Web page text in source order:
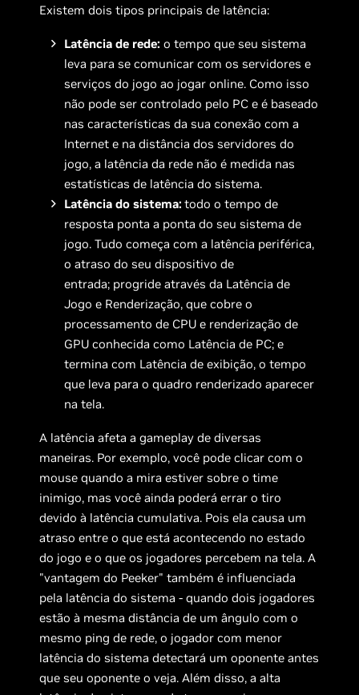
Existem dois tipos principais de latência:
Latência de rede: o tempo que seu sistema
leva para se comunicar com os servidores e
serviços do jogo ao jogar online. Como isso
não pode ser controlado pelo PC e é baseado
nas características da sua conexão com a
Internet e na distância dos servidores do
jogo, a latência da rede não é medida nas
estatísticas de latência do sistema.
Latência do sistema: todo o tempo de
resposta ponta a ponta do seu sistema de
jogo. Tudo começa com a latência periférica,
o atraso do seu dispositivo de
entrada; progride através da Latência de
Jogo e Renderização, que cobre o
processamento de CPU e renderização de
GPU conhecida como Latência de PC; e
termina com Latência de exibição, o tempo
que leva para o quadro renderizado aparecer
na tela.
A latência afeta a gameplay de diversas
maneiras. Por exemplo, você pode clicar com o
mouse quando a mira estiver sobre o time
inimigo, mas você ainda poderá errar o tiro
devido à latência cumulativa. Pois ela causa um
atraso entre o que está acontecendo no estado
do jogo e o que os jogadores percebem na tela. A
"vantagem do Peeker" também é influenciada
pela latência do sistema - quando dois jogadores
estão à mesma distância de um ângulo com o
mesmo ping de rede, o jogador com menor
latência do sistema detectará um oponente antes
que seu oponente o veja. Além disso, a alta